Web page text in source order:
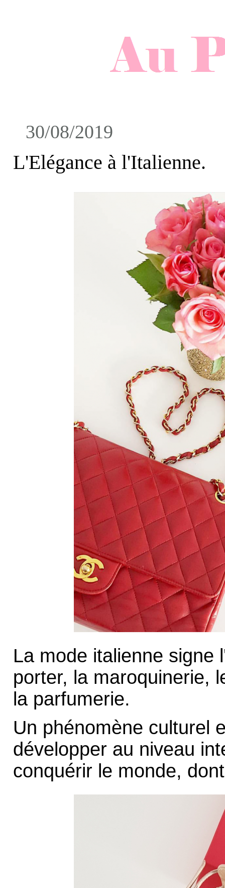
30/08/2019
L'Elégance à l'Italienne.
La mode italienne signe
porter, la maroquinerie,
la parfumerie.
Un phénomène culturel
développer au niveau
conquérir le monde,